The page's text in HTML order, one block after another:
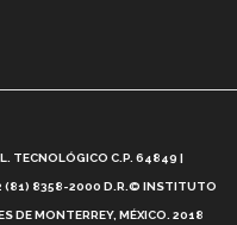
Tec? (video)
TECNOLÓGICO C.P. 64849 |
(81) 8358-2000 D.R.© INSTITUTO
DE MONTERREY, MÉXICO. 2018